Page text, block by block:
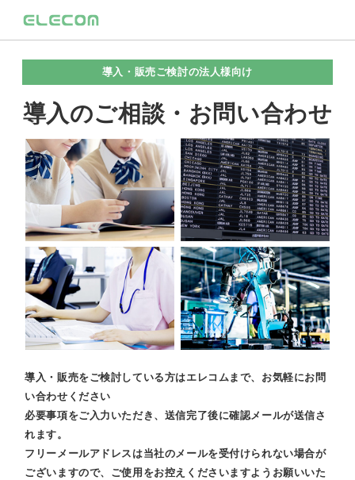
導入・販売ご検討の法人様向け
導入のご相談・お問い合わせ
導入・販売をご検討している方はエレコムまで、お気軽にお問
い合わせください
必要事項をご入力いただき、送信完了後に確認メールが送信さ
れます。
フリーメールアドレスは当社のメールを受付けられない場合が
ございますので、ご使用をお控えくださいますようお願いいた